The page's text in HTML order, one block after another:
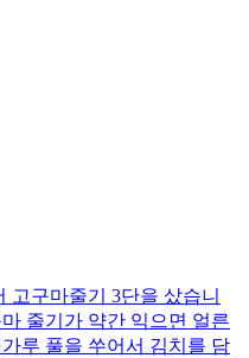
고구마줄기 3단을 샀습니
줄기가 약간 익으면 얼른
루 풀을 쑤어서 김치를 담